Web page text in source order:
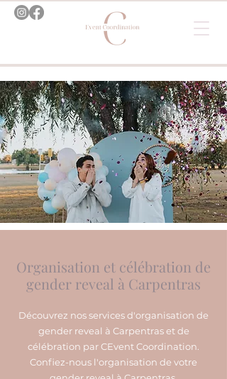
Organisation et célébration de
gender reveal à Carpentras
Découvrez nos services d'organisation de
gender reveal à Carpentras et de
célébration par CEvent Coordination.
Confiez-nous l'organisation de votre